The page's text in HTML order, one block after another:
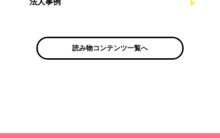
読み物コンテンツ一覧へ